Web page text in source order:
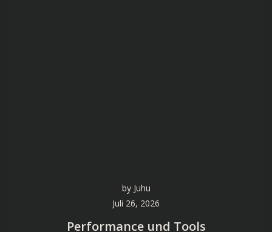
by Juhu
Juli 26, 2026
Performance und Tools